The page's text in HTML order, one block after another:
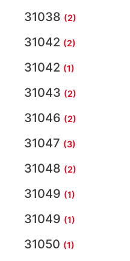
31038 (2)
31042 (2)
31042 (1)
31043 (2)
31046 (2)
31047 (3)
31048 (2)
31049 (1)
31049 (1)
31050 (1)